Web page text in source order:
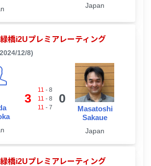
Japan
橋i2Uプレミアレーティング
12/8)
3
11 - 8
11 - 8
11 - 7
0
Masatoshi
Sakaue
Japan
橋i2Uプレミアレーティング